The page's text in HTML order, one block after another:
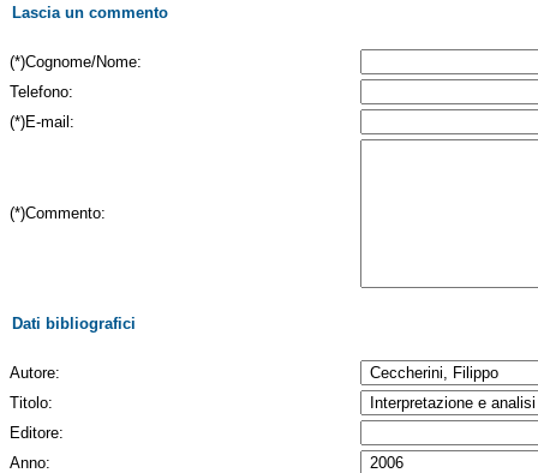
Lascia un commento
(*)Cognome/Nome:
Telefono:
(*)E-mail:
(*)Commento:
Dati bibliografici
Autore:
Titolo:
Editore:
Anno: